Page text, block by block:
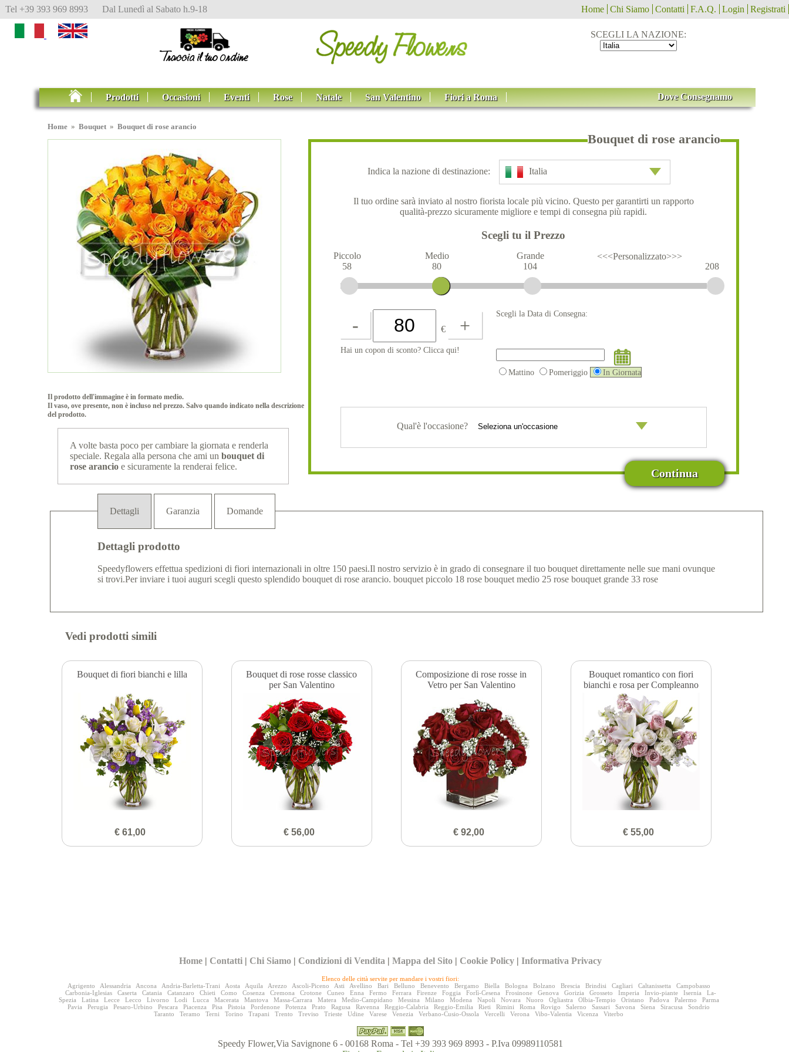
Tel +39 393 969 8993 Dal Lunedì al Sabato h.9-18 Home Chi Siamo Contatti F.A.Q. Login Registrati
SCEGLI LA NAZIONE:
Prodotti Occasioni Eventi Rose Natale San Valentino Fiori a Roma Dove Consegnamo
Home » Bouquet » Bouquet di rose arancio
Il prodotto dell'immagine è in formato medio.
Il vaso, ove presente, non è incluso nel prezzo. Salvo quando indicato nella descrizione
del prodotto.
A volte basta poco per cambiare la giornata e renderla
speciale. Regala alla persona che ami unbouquet di
rose arancio e sicuramente la renderai felice.
Bouquet di rose arancio
Indica la nazione di destinazione: Italia
Il tuo ordine sarà inviato al nostro fiorista locale più vicino. Questo per garantirti un rapporto
qualità-prezzo sicuramente migliore e tempi di consegna più rapidi.
Scegli tu il Prezzo
Piccolo
58
Medio
80
Grande
104
<<<Personalizzato>>>
208
- € +
Hai un copon di sconto? Clicca qui!
Scegli la Data di Consegna:
Mattino Pomeriggio In Giornata
Qual'è l'occasione?
Continua
Dettagli Garanzia Domande
Dettagli prodotto
Speedyflowers effettua spedizioni di fiori internazionali in oltre 150 paesi.Il nostro servizio è in grado di consegnare il tuo bouquet direttamente nelle sue mani ovunque
si trovi.Per inviare i tuoi auguri scegli questo splendido bouquet di rose arancio. bouquet piccolo 18 rose bouquet medio 25 rose bouquet grande 33 rose
Vedi prodotti simili
Bouquet di fiori bianchi e lilla
€ 61,00
Bouquet di rose rosse classico
per San Valentino
€ 56,00
Composizione di rose rosse in
Vetro per San Valentino
€ 92,00
Bouquet romantico con fiori
bianchi e rosa per Compleanno
€ 55,00
Home | Contatti | Chi Siamo | Condizioni di Vendita |Mappa del Sito | Cookie Policy |Informativa Privacy
Elenco delle città servite per mandare i vostri fiori:
Agrigento
Alessandria Ancona Andria-Barletta-Trani Aosta Aquila Arezzo Ascoli-Piceno Asti Avellino Bari Belluno Benevento Bergamo Biella Bologna Bolzano Brescia Brindisi Cagliari Caltanissetta
Campobasso
Carbonia-Iglesias
Caserta Catania Catanzaro Chieti Como Cosenza Cremona Crotone Cuneo Enna Fermo Ferrara Firenze Foggia Forlì-Cesena Frosinone Genova Gorizia Grosseto Imperia Invio-piante Isernia
La-
Spezia
Latina Lecce Lecco Livorno Lodi Lucca Macerata Mantova Massa-Carrara Matera Medio-Campidano Messina Milano Modena Napoli Novara Nuoro Ogliastra Olbia-Tempio Oristano Padova Palermo
Parma
Pavia
Perugia Pesaro-Urbino Pescara Piacenza Pisa Pistoia Pordenone Potenza Prato Ragusa Ravenna Reggio-Calabria Reggio-Emilia Rieti Rimini Roma Rovigo Salerno Sassari Savona Siena Siracusa
Sondrio
Taranto
Teramo Terni Torino Trapani Trento Treviso Trieste Udine Varese Venezia Verbano-Cusio-Ossola Vercelli Verona Vibo-Valentia Vicenza Viterbo
Speedy Flower,Via Savignone 6 - 00168 Roma - Tel +39 393 969 8993 - P.Iva 09989110581